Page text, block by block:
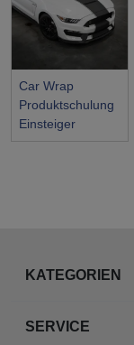
Car Wrap
Produktschulung
Einsteiger
KATEGORIEN
SERVICE